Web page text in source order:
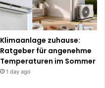
Klimaanlage zuhause:
Ratgeber für angenehme
Temperaturen im Sommer
1 day ago